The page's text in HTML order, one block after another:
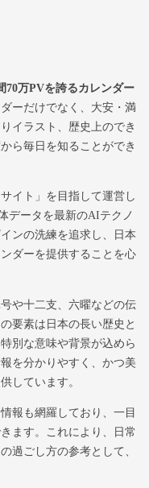
70万PVを誇るカレンダー
ーだけでなく、大安・満
イラスト、歴史上のでき
ら毎日を知ることができ
イト」を目指して運営し
データを最新のAIテクノ
ンの洗練を追求し、日本
ダーを提供することを心
や十二支、六曜などの伝
要素は日本の長い歴史と
別な意味や背景が込めら
を分かりやすく、かつ美
しています。
報も網羅しており、一目
ます。これにより、日常
過ごし方の参考として、